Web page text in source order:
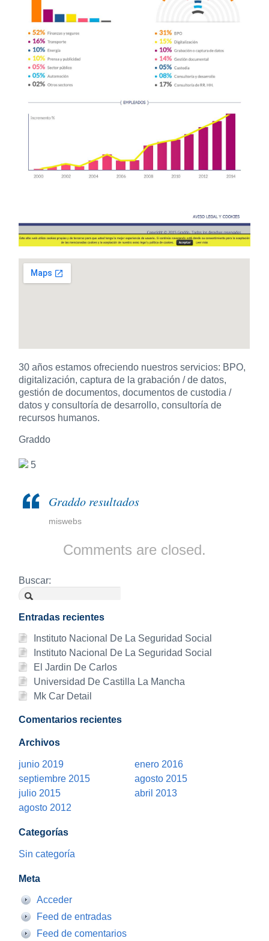
30 años estamos ofreciendo nuestros servicios: BPO,
digitalización, captura de la grabación / de datos,
gestión de documentos, documentos de custodia /
datos y consultoría de desarrollo, consultoría de
recursos humanos.
Graddo
5
Graddo resultados
miswebs
Comments are closed.
Buscar:
Entradas recientes
Instituto Nacional De La Seguridad Social
Instituto Nacional De La Seguridad Social
El Jardin De Carlos
Universidad De Castilla La Mancha
Mk Car Detail
Comentarios recientes
Archivos
junio 2019
enero 2016
septiembre 2015
agosto 2015
julio 2015
abril 2013
agosto 2012
Categorías
Sin categoría
Meta
Acceder
Feed de entradas
Feed de comentarios